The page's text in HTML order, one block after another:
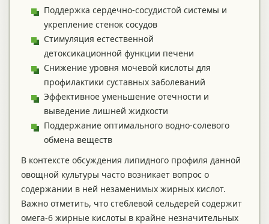
Поддержка сердечно-сосудистой системы и
укрепление стенок сосудов
Стимуляция естественной
детоксикационной функции печени
Снижение уровня мочевой кислоты для
профилактики суставных заболеваний
Эффективное уменьшение отечности и
выведение лишней жидкости
Поддержание оптимального водно-солевого
обмена веществ
В контексте обсуждения липидного профиля данной
овощной культуры часто возникает вопрос о
содержании в ней незаменимых жирных кислот.
Важно отметить, что стеблевой сельдерей содержит
омега-6 жирные кислоты в крайне незначительных